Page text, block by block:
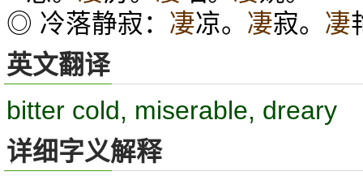
◎ 冷落静寂： 凄凉。 凄寂。 凄
英文翻译
bitter cold, miserable, dreary
详细字义解释